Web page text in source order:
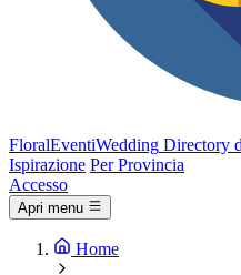
FloralEventiWedding Directory
Ispirazione Per Provincia
Accesso
Apri menu
Home